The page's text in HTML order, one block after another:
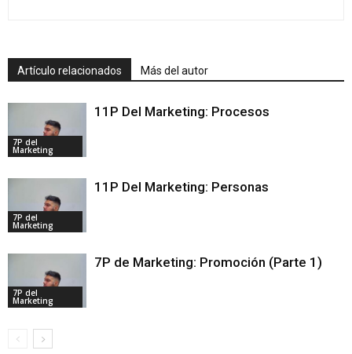
Artículo relacionados Más del autor
7P del
Marketing
11P Del Marketing: Procesos
7P del
Marketing
11P Del Marketing: Personas
7P del
Marketing
7P de Marketing: Promoción (Parte 1)